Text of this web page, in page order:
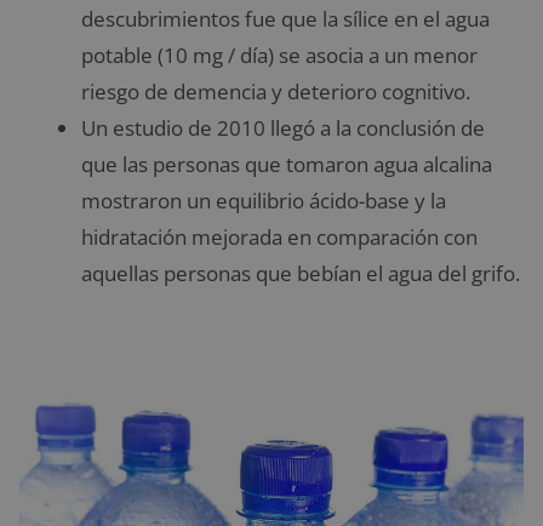
descubrimientos fue que la sílice en el agua
potable (10 mg / día) se asocia a un menor
riesgo de demencia y deterioro cognitivo.
Un estudio de 2010 llegó a la conclusión de
que las personas que tomaron agua alcalina
mostraron un equilibrio ácido-base y la
hidratación mejorada en comparación con
aquellas personas que bebían el agua del grifo.